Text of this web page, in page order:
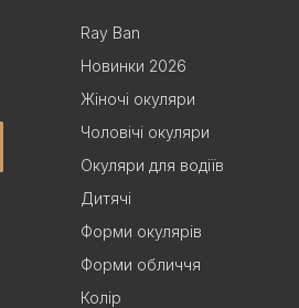
Ray Ban
Новинки 2026
Жіночі окуляри
Чоловічі окуляри
Окуляри для водіїв
Дитячі
Форми окулярів
Форми обличчя
Колір